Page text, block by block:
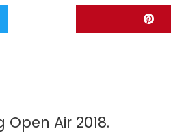
Air 2018.